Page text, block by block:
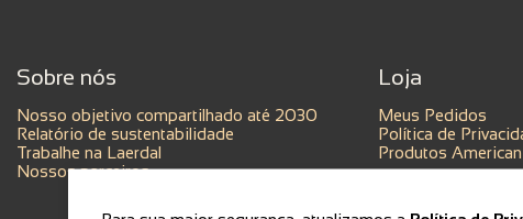
Sobre nós
Nosso objetivo compartilhado até 2030
Relatório de sustentabilidade
Trabalhe na Laerdal
Nossos parceiros
Loja
Meus Pedidos
Política de
Produtos